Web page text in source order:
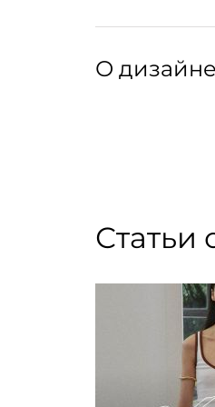
Прямой крой,
Артикул
О
Статьи